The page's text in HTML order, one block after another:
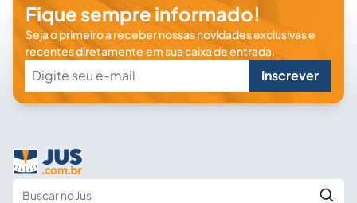
Fique sempre informado!
Seja o primeiro a receber nossas novidades exclusivas e
recentes diretamente em sua caixa de entrada.
Inscrever